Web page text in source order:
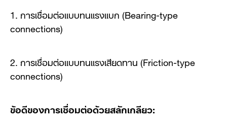
1. การเชื่อมต่อแบบทนแรงแบก (Bearing-type
connections)
2. การเชื่อมต่อแบบทนแรงเสียดทาน (Friction-type
connections)
ข้อดีของการเชื่อมต่อด้วยสลักเกลียว: